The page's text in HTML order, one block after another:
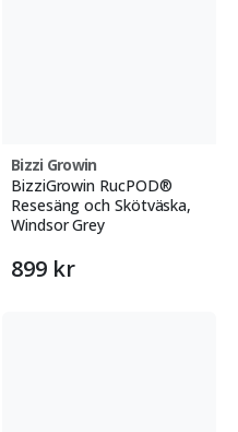
Bizzi Growin
BizziGrowin RucPOD®
Resesäng och Skötväska,
Windsor Grey
899 kr